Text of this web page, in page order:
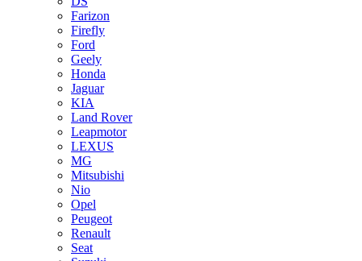
Farizon
Firefly
Ford
Geely
Honda
Jaguar
KIA
Land Rover
Leapmotor
LEXUS
MG
Mitsubishi
Nio
Opel
Peugeot
Renault
Seat